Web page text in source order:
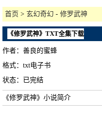
首页 > 玄幻奇幻 - 修罗武神
《修罗武神》TXT全集下载
作者：善良的蜜蜂
格式：txt电子书
状态：已完结
《修罗武神》小说简介